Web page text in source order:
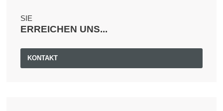
SIE
ERREICHEN UNS...
KONTAKT